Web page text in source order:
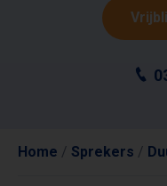
Home / Sprekers /